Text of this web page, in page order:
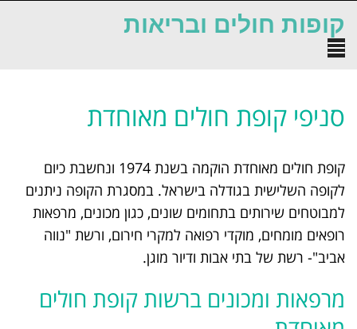
קופות חולים ובריאות
תפריט
סניפי קופת חולים מאוחדת
קופת חולים מאוחדת הוקמה בשנת 1974 ונחשבת כיום
לקופה השלישית בגודלה בישראל. במסגרת הקופה ניתנים
למבוטחים שירותים בתחומים שונים, כגון מכונים, מרפאות
רופאים מומחים, מוקדי רפואה למקרי חירום, ורשת "נווה
אביב"- רשת של בתי אבות ודיור מוגן.
מרפאות ומכונים ברשות קופת חולים